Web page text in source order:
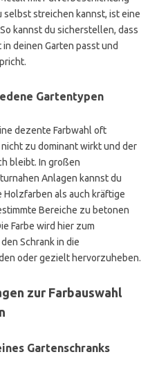
selbst streichen kannst, ist eine
kannst du sicherstellen, dass
deinen Garten passt und
Gartentypen
dezente Farbwahl oft
zu dominant wirkt und der
bleibt. In großen
Anlagen kannst du
als auch kräftige
Bereiche zu betonen
Farbe wird hier zum
Schrank in die
oder gezielt hervorzuheben.
zur Farbauswahl
Gartenschranks